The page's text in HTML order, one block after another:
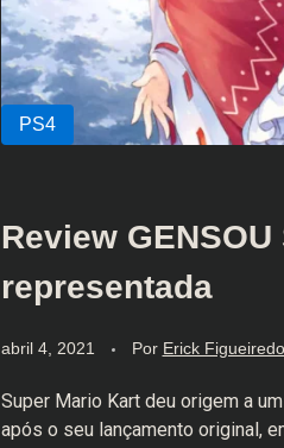
Review
representada
abril 4, 2021 Por Erick Figueiredo
Super Mario Kart deu origem a
após o seu lançamento original,